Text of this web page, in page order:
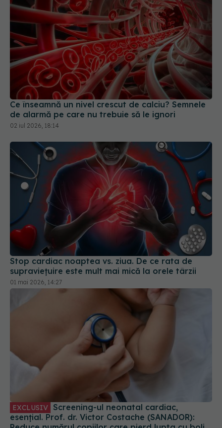
Ce înseamnă un nivel crescut de calciu? Semnele
de alarmă pe care nu trebuie să le ignori
02 iul 2026, 18:14
Stop cardiac noaptea vs. ziua. De ce rata de
supraviețuire este mult mai mică la orele târzii
01 mai 2026, 14:27
EXCLUSIV
esențial. Prof. dr. Victor Costache (SANADOR):
Reduce numărul copiilor care pierd lupta cu bolile
cardiace